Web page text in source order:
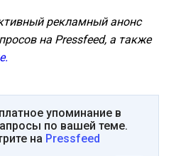
рекламный анонс
на Pressfeed, а также
упоминание в
по вашей теме.
на Pressfeed